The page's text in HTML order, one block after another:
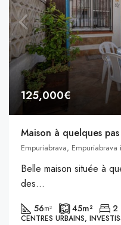
125,000€
Maison à quelques
Belle maison située à
des...
56m² 45m² 2
CENTRES URBAINS,